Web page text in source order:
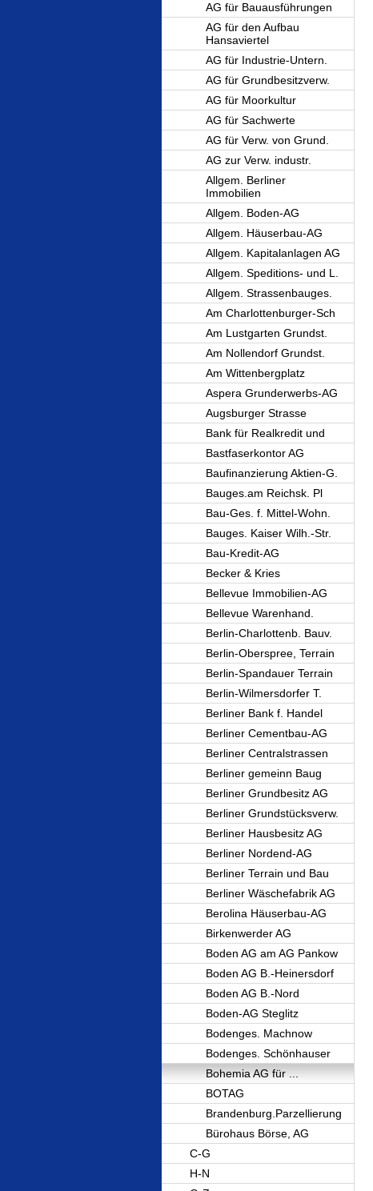
AG für Bauausführungen
AG für den Aufbau
Hansaviertel
AG für Industrie-Untern.
AG für Grundbesitzverw.
AG für Moorkultur
AG für Sachwerte
AG für Verw. von Grund.
AG zur Verw. industr.
Allgem. Berliner
Immobilien
Allgem. Boden-AG
Allgem. Häuserbau-AG
Allgem. Kapitalanlagen AG
Allgem. Speditions- und L.
Allgem. Strassenbauges.
Am Charlottenburger-Sch
Am Lustgarten Grundst.
Am Nollendorf Grundst.
Am Wittenbergplatz
Aspera Grunderwerbs-AG
Augsburger Strasse
Bank für Realkredit und
Bastfaserkontor AG
Baufinanzierung Aktien-G.
Bauges.am Reichsk. Pl
Bau-Ges. f. Mittel-Wohn.
Bauges. Kaiser Wilh.-Str.
Bau-Kredit-AG
Becker & Kries
Bellevue Immobilien-AG
Bellevue Warenhand.
Berlin-Charlottenb. Bauv.
Berlin-Oberspree, Terrain
Berlin-Spandauer Terrain
Berlin-Wilmersdorfer T.
Berliner Bank f. Handel
Berliner Cementbau-AG
Berliner Centralstrassen
Berliner gemeinn Baug
Berliner Grundbesitz AG
Berliner Grundstücksverw.
Berliner Hausbesitz AG
Berliner Nordend-AG
Berliner Terrain und Bau
Berliner Wäschefabrik AG
Berolina Häuserbau-AG
Birkenwerder AG
Boden AG am AG Pankow
Boden AG B.-Heinersdorf
Boden AG B.-Nord
Boden-AG Steglitz
Bodenges. Machnow
Bodenges. Schönhauser
Bohemia AG für ...
BOTAG
Brandenburg.Parzellierung
Bürohaus Börse, AG
C-G
H-N